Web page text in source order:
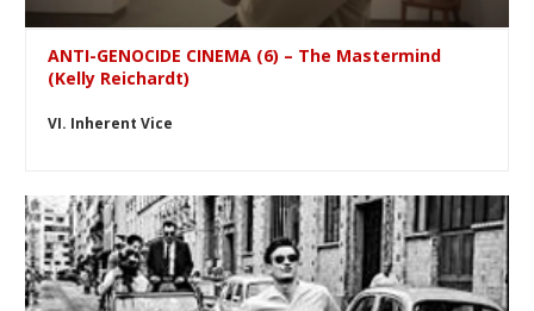
ANTI-GENOCIDE CINEMA (6) – The Mastermind
(Kelly Reichardt)
VI. Inherent Vice